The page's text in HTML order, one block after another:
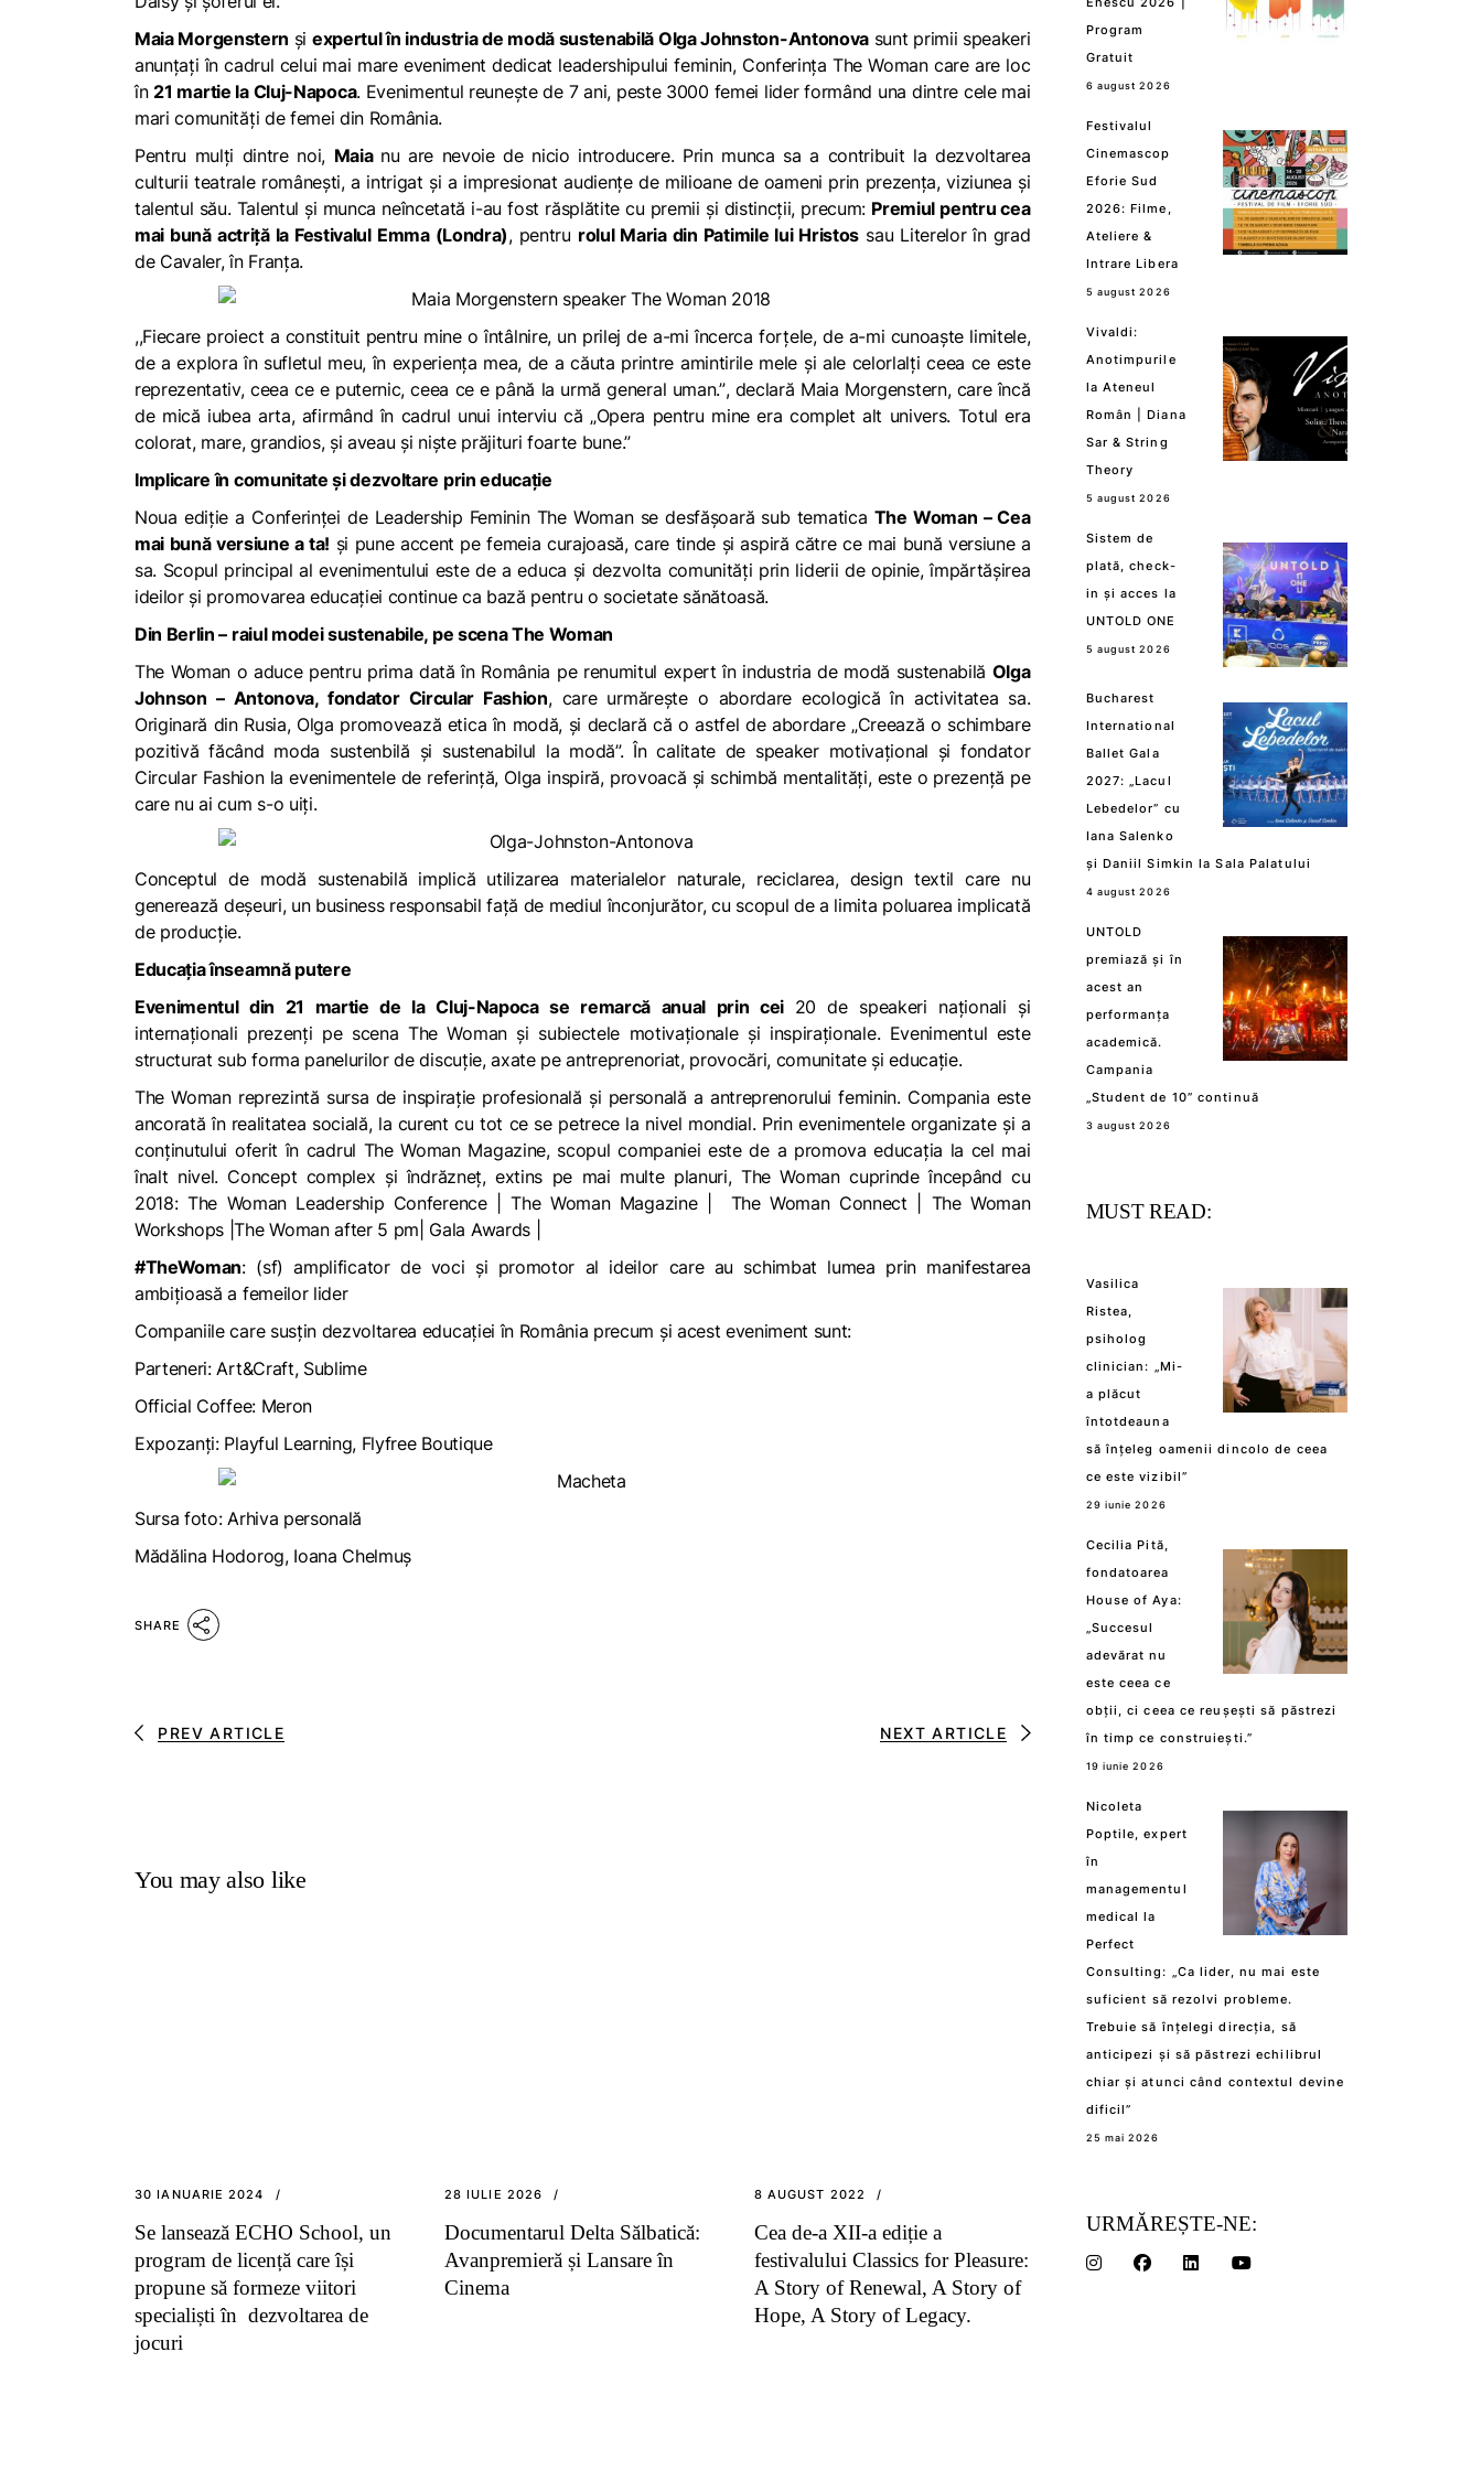
Maia Morgenstern și expertul în industria de modă sustenabilă Olga Johnston-Antonovasunt primii speakeri
anunțați în cadrul celui mai mare eveniment dedicat leadershipului feminin, Conferința The Woman care are loc
în21 martie la Cluj-Napoca. Evenimentul reunește de 7 ani, peste 3000 femei lider formând una dintre cele mai
mari comunități de femei din România.
Pentru mulți dintre noi, Maia nu are nevoie de nicio introducere. Prin munca sa a contribuit la dezvoltarea
culturii teatrale românești, a intrigat și a impresionat audiențe de milioane de oameni prin prezența, viziunea și
talentul său. Talentul şi munca neîncetată i-au fost răsplătite cu premii şi distincţii, precum: Premiul pentru cea
mai bună actriţă la Festivalul Emma (Londra), pentru rolul Maria din Patimile lui Hristos sau Literelor în grad
de Cavaler, în Franţa.
,,Fiecare proiect a constituit pentru mine o întâlnire, un prilej de a-mi încerca forţele, de a-mi cunoaşte limitele,
de a explora în sufletul meu, în experienţa mea, de a căuta printre amintirile mele şi ale celorlalţi ceea ce este
reprezentativ, ceea ce e puternic, ceea ce e până la urmă general uman.”, declară Maia Morgenstern, care încă
de mică iubea arta, afirmând în cadrul unui interviu că „Opera pentru mine era complet alt univers. Totul era
colorat, mare, grandios, şi aveau şi nişte prăjituri foarte bune.”
Implicare în comunitate și dezvoltare prin educație
Noua ediție a Conferinței de Leadership Feminin The Woman se desfășoară sub tematica The Woman – Cea
mai bună versiune a ta! și pune accent pe femeia curajoasă, care tinde și aspiră către ce mai bună versiune a
sa. Scopul principal al evenimentului este de a educa și dezvolta comunități prin liderii de opinie, împărtășirea
ideilor și promovarea educației continue ca bază pentru o societate sănătoasă.
Din Berlin – raiul modei sustenabile, pe scena The Woman
The Woman o aduce pentru prima dată în România pe renumitul expert în industria de modă sustenabilă Olga
Johnson – Antonova, fondator Circular Fashion, care urmărește o abordare ecologică în activitatea sa.
Originară din Rusia, Olga promovează etica în modă, și declară că o astfel de abordare „Creează o schimbare
pozitivă făcând moda sustenbilă și sustenabilul la modă”. În calitate de speaker motivațional și fondator
Circular Fashion la evenimentele de referință, Olga inspiră, provoacă și schimbă mentalități, este o prezență pe
care nu ai cum s-o uiți.
Conceptul de modă sustenabilă implică utilizarea materialelor naturale, reciclarea, design textil care nu
generează deșeuri, un business responsabil față de mediul înconjurător, cu scopul de a limita poluarea implicată
de producţie.
Educația înseamnă putere
Evenimentul din 21 martie de la Cluj-Napoca se remarcă anual prin cei 20 de speakeri naționali și
internaționali prezenți pe scena The Woman și subiectele motivaționale și inspiraționale. Evenimentul este
structurat sub forma panelurilor de discuție, axate pe antreprenoriat, provocări, comunitate și educație.
The Woman reprezintă sursa de inspirație profesională și personală a antreprenorului feminin. Compania este
ancorată în realitatea socială, la curent cu tot ce se petrece la nivel mondial. Prin evenimentele organizate și a
conținutului oferit în cadrul The Woman Magazine, scopul companiei este de a promova educația la cel mai
înalt nivel. Concept complex și îndrăzneț, extins pe mai multe planuri, The Woman cuprinde începând cu
2018: The Woman Leadership Conference|The Woman Magazine| The Woman Connect | The Woman
Workshops |The Woman after 5 pm| Gala Awards |
#TheWoman: (sf)amplificator de voci și promotor al ideilor care au schimbat lumea prin manifestarea
ambițioasă a femeilor lider
Companiile care susțin dezvoltarea educației în România precum și acest eveniment sunt:
Parteneri: Art&Craft, Sublime
Official Coffee: Meron
Expozanți: Playful Learning, Flyfree Boutique
Sursa foto: Arhiva personală
Mădălina Hodorog, Ioana Chelmuș
SHARE
PREV ARTICLE NEXT ARTICLE
You may also like
30 IANUARIE 2024
Se lansează ECHO School, un
program de licență care își
propune să formeze viitori
specialiști în dezvoltarea de
jocuri
28 IULIE 2026
Documentarul Delta Sălbatică:
Avanpremieră și Lansare în
Cinema
8 AUGUST 2022
Cea de-a XII-a ediție a
festivalului Classics for Pleasure:
A Story of Renewal, A Story of
Hope, A Story of Legacy.
Program
Gratuit
6 august 2026
Festivalul
Cinemascop
Eforie Sud
2026: Filme,
Ateliere &
Intrare Libera
5 august 2026
Vivaldi:
Anotimpurile
la Ateneul
Român | Diana
Sar & String
Theory
5 august 2026
Sistem de
plată, check-
in și acces la
UNTOLD ONE
5 august 2026
Bucharest
International
Ballet Gala
2027: „Lacul
Lebedelor” cu
Iana Salenko
și Daniil Simkin la Sala Palatului
4 august 2026
UNTOLD
premiază și în
acest an
performanța
academică.
Campania
„Student de 10” continuă
3 august 2026
MUST READ:
Vasilica
Ristea,
psiholog
clinician: „Mi-
a plăcut
întotdeauna
să înțeleg oamenii dincolo de ceea
ce este vizibil”
29 iunie 2026
Cecilia Pită,
fondatoarea
House of Aya:
„Succesul
adevărat nu
este ceea ce
obții, ci ceea ce reușești să păstrezi
în timp ce construiești.”
19 iunie 2026
Nicoleta
Poptile, expert
în
managementul
medical la
Perfect
Consulting: „Ca lider, nu mai este
suficient să rezolvi probleme.
Trebuie să înțelegi direcția, să
anticipezi și să păstrezi echilibrul
chiar și atunci când contextul devine
dificil”
25 mai 2026
URMĂREȘTE-NE: